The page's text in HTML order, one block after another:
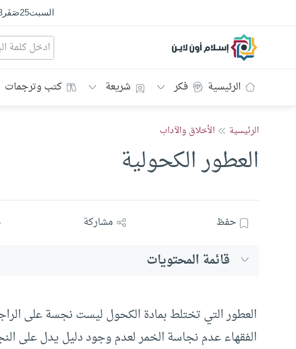
السبت25صَفَر
إسلام أون لاين
الرئيسية فكر شريعة كتب وترجمات
الرئيسية الأخلاق والآداب
العطور الكحولية
حفظ مشاركة
قائمة المحتويات
العطور التي تختلط بمادة الكحول ليست نجسة على
الفقهاء عدم نجاسة الخمر لعدم وجود دليل يدل على